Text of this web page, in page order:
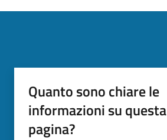
Quanto sono chiare le
informazioni su questa
pagina?